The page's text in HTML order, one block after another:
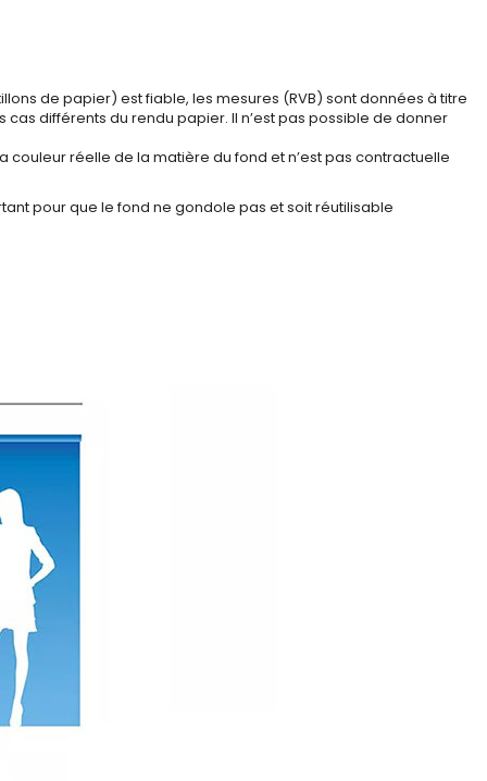
de papier) est fiable, les mesures (RVB) sont données à titre
différents du rendu papier. Il n’est pas possible de donner
réelle de la matière du fond et n’est pas contractuelle
pour que le fond ne gondole pas et soit réutilisable